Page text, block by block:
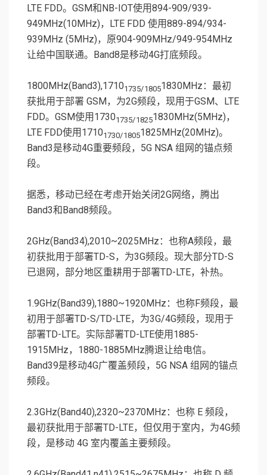
LTE FDD。GSM和NB-IOT使用894-909/939-
949MHz(10MHz)，LTE FDD 使用889-894/934-
939MHz (5MHz)，原904-909MHz/949-954MHz
让给中国联通。Band8是移动4G打底频段。
1800MHz(Band3),17101735/18051830MHz：最初
获批用于部署 GSM，为2G频段，现用于GSM、LTE
FDD。GSM使用17301735/18251830MHz(5MHz)，
LTE FDD使用17101730/18051825MHz(20MHz)。
Band3是移动4G重要频段，5G NSA 组网的锚点频
段。
据悉，移动已经在考虑开始关闭2G网络，腾出
Band3和Band8频段。
2GHz(Band34),2010~2025MHz：也称A频段，最
初获批用于部署TD-S，为3G频段。现大部分TD-S
已退网，部分地区重耕用于部署TD-LTE，补热。
1.9GHz(Band39),1880~1920MHz：也称F频段，最
初用于部署TD-S/TD-LTE，为3G/4G频段，现用于
部署TD-LTE。实际部署TD-LTE使用1885-
1915MHz，1880-1885MHz腾退让给电信。
Band39是移动4G广覆盖频段，5G NSA 组网的锚点
频段。
2.3GHz(Band40),2320~2370MHz：也称 E 频段，
最初获批用于部署TD-LTE，但仅用于室内，为4G频
段，是移动 4G 室内覆盖主要频段。